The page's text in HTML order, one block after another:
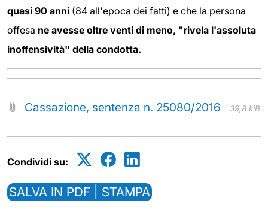
quasi 90 anni (84 all'epoca dei fatti) e che la persona
offesa ne avesse oltre venti di meno, "rivela l'assoluta
inoffensività" della condotta.
Cassazione, sentenza n. 25080/2016 39,8 kiB
Condividi su:
SALVA IN PDF | STAMPA